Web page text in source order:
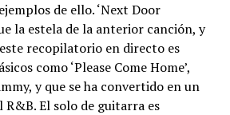
de ello. ‘Next Door
la estela de la anterior canción, y
recopilatorio en directo es
como ‘Please Come Home’,
y que se ha convertido en un
R&B. El solo de guitarra es